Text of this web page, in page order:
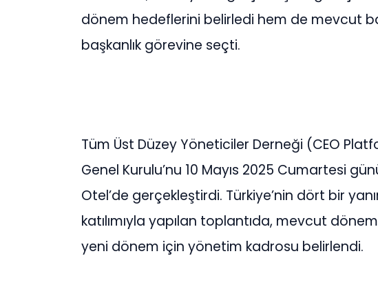
dönem hedeflerini belirledi hem de mevcut
başkanlık görevine seçti.
Tüm Üst Düzey Yöneticiler Derneği (CEO
Genel Kurulu’nu 10 Mayıs 2025 Cumartesi
Otel’de gerçekleştirdi. Türkiye’nin dört bir
katılımıyla yapılan toplantıda, mevcut
yeni dönem için yönetim kadrosu belirlendi.